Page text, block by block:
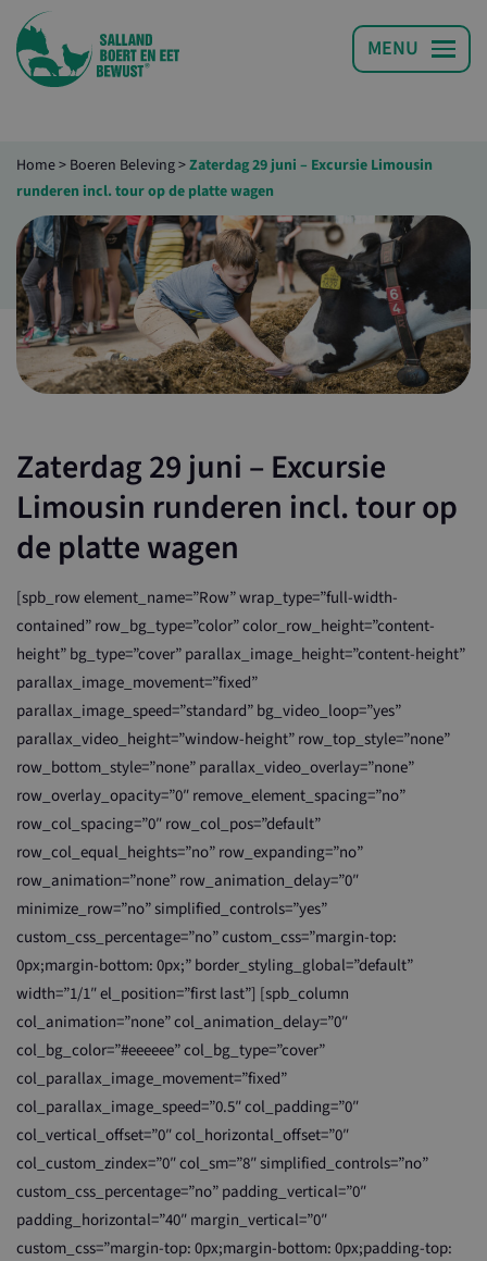
Home> Boeren Beleving>Zaterdag 29 juni – Excursie Limousin
runderen incl. tour op de platte wagen
Zaterdag 29 juni – Excursie
Limousin runderen incl. tour op
de platte wagen
[spb_row element_name=”Row” wrap_type=”full-width-
contained” row_bg_type=”color” color_row_height=”content-
height” bg_type=”cover” parallax_image_height=”content-height”
parallax_image_movement=”fixed”
parallax_image_speed=”standard” bg_video_loop=”yes”
parallax_video_height=”window-height” row_top_style=”none”
row_bottom_style=”none” parallax_video_overlay=”none”
row_overlay_opacity=”0″ remove_element_spacing=”no”
row_col_spacing=”0″ row_col_pos=”default”
row_col_equal_heights=”no” row_expanding=”no”
row_animation=”none” row_animation_delay=”0″
minimize_row=”no” simplified_controls=”yes”
custom_css_percentage=”no” custom_css=”margin-top:
0px;margin-bottom: 0px;” border_styling_global=”default”
width=”1/1″ el_position=”first last”] [spb_column
col_animation=”none” col_animation_delay=”0″
col_bg_color=”#eeeeee” col_bg_type=”cover”
col_parallax_image_movement=”fixed”
col_parallax_image_speed=”0.5″ col_padding=”0″
col_vertical_offset=”0″ col_horizontal_offset=”0″
col_custom_zindex=”0″ col_sm=”8″ simplified_controls=”no”
custom_css_percentage=”no” padding_vertical=”0″
padding_horizontal=”40″ margin_vertical=”0″
custom_css=”margin-top: 0px;margin-bottom: 0px;padding-top: